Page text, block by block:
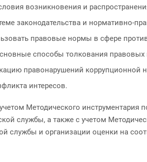
возникновения и
законодательства и нормативно-
правовые нормы в сфере
способы толкования
правонарушений коррупционной
интересов.
Методического
службы, а также с учетом
службы и организации оценки на